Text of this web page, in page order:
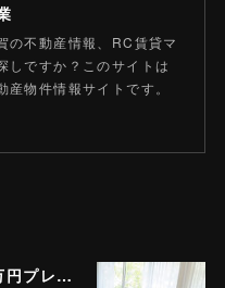
の不動産情報、RC賃貸マ
しですか？このサイトは
物件情報サイトです。
ご応募本日まで 新築資金500万円プレゼント 東海エリア限定